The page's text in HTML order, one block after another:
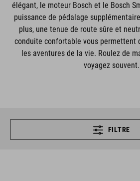
élégant, le moteur Bosch et le Bosch
puissance de pédalage
plus, une tenue de route sûre et
conduite confortable vous permettent
les aventures de la vie. Roulez de
voyagez souvent.
FILTRE